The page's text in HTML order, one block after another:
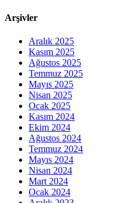
Arşivler
Aralık 2025
Kasım 2025
Ağustos 2025
Temmuz 2025
Mayıs 2025
Nisan 2025
Ocak 2025
Kasım 2024
Ekim 2024
Ağustos 2024
Temmuz 2024
Mayıs 2024
Nisan 2024
Mart 2024
Ocak 2024